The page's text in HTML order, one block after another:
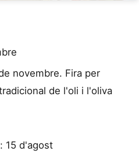
novembre. Fira per
de l'oli i l'oliva
15 d'agost